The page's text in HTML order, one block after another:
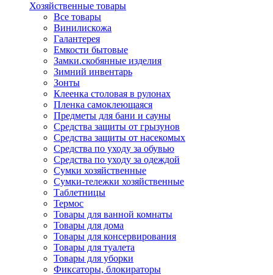
Хозяйственные товары
Все товары
Винилискожа
Галантерея
Емкости бытовые
Замки.скобянные изделия
Зимний инвентарь
Зонты
Клеенка столовая в рулонах
Пленка самоклеющаяся
Предметы для бани и сауны
Средства защиты от грызунов
Средства защиты от насекомых
Средства по уходу за обувью
Средства по уходу за одеждой
Сумки хозяйственные
Сумки-тележки хозяйственные
Таблетницы
Термос
Товары для ванной комнаты
Товары для дома
Товары для консервирования
Товары для туалета
Товары для уборки
Фиксаторы, блокираторы